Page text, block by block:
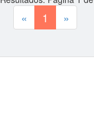
« 1 »